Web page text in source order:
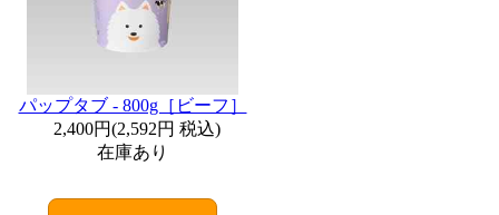
パップタブ - 800g［ビーフ］
2,400円(2,592円 税込)
在庫あり